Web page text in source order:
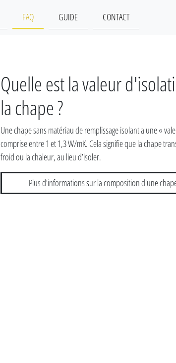
FAQ GUIDE CONTACT
Quelle est la valeur
la chape ?
Une chape sans matériau de remplissage isolant a une «
comprise entre 1 et 1,3 W/mK. Cela signifie que la chape
froid ou la chaleur, au lieu d’isoler.
Plus d'informations sur la composition d'une